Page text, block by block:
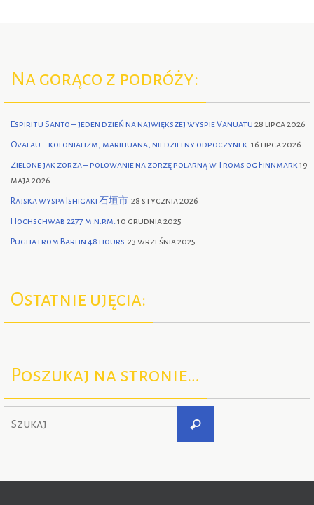
Na gorąco z podróży:
Espiritu Santo – jeden dzień na największej wyspie Vanuatu 28 lipca 2026
Ovalau – kolonializm, marihuana, niedzielny odpoczynek. 16 lipca 2026
Zielone jak zorza – polowanie na zorzę polarną w Troms og Finnmark19
maja 2026
Rajska wyspa Ishigaki 石垣市 28 stycznia 2026
Hochschwab 2277 m.n.p.m. 10 grudnia 2025
Puglia from Bari in 48 hours. 23 września 2025
Ostatnie ujęcia:
Poszukaj na stronie…
Szukaj